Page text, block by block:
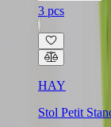
3 pcs
HAY
Stol Petit